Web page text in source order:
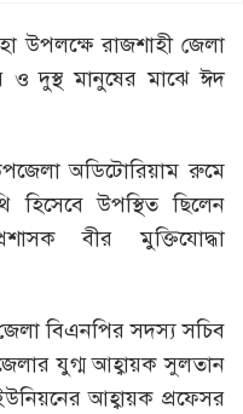
উপলক্ষে রাজশাহী জেলা
ও দুস্থ মানুষের মাঝে ঈদ
অডিটোরিয়াম রুমে
হিসেবে উপস্থিত ছিলেন
বীর মুক্তিযোদ্ধা
বিএনপির সদস্য সচিব
যুগ্ম আহ্বায়ক সুলতান
আহ্বায়ক প্রফেসর